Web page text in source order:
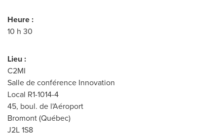
Heure :
10 h 30
Lieu :
C2MI
Salle deconférence Innovation
Local R1-1014-4
45, boul. de l'Aéroport
Bromont(Québec)
J2L 1S8